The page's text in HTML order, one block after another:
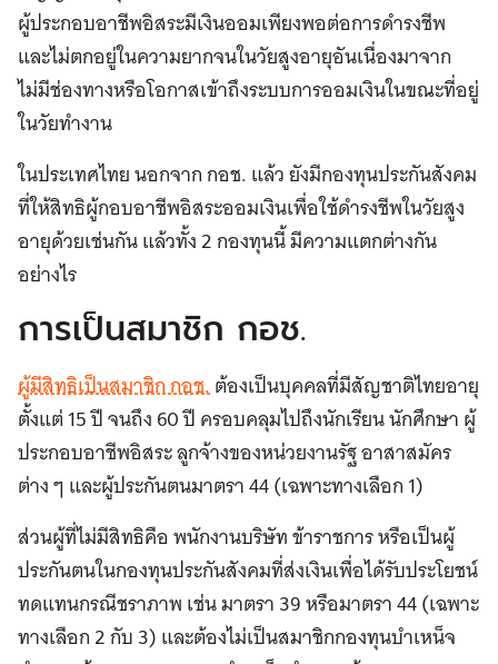
ผู้ประกอบอาชีพอิสระมีเงินออมเพียงพอต่อการดำรงชีพ
และไม่ตกอยู่ในความยากจนในวัยสูงอายุอันเนื่องมาจาก
ไม่มีช่องทางหรือโอกาสเข้าถึงระบบการออมเงินในขณะที่อยู่
ในวัยทำงาน
ในประเทศไทย นอกจาก กอช. แล้ว ยังมีกองทุนประกันสังคม
ที่ให้สิทธิผู้กอบอาชีพอิสระออมเงินเพื่อใช้ดำรงชีพในวัยสูง
อายุด้วยเช่นกัน แล้วทั้ง 2 กองทุนนี้ มีความแตกต่างกัน
อย่างไร
การเป็นสมาชิก กอช.
ผู้มีสิทธิเป็นสมาชิก กอช.ต้องเป็นบุคคลที่มีสัญชาติไทยอายุ
ตั้งแต่ 15 ปี จนถึง 60 ปี ครอบคลุมไปถึงนักเรียน นักศึกษา ผู้
ประกอบอาชีพอิสระ ลูกจ้างของหน่วยงานรัฐ อาสาสมัคร
ต่าง ๆ และผู้ประกันตนมาตรา 44 (เฉพาะทางเลือก 1)
ส่วนผู้ที่ไม่มีสิทธิคือ พนักงานบริษัท ข้าราชการ หรือเป็นผู้
ประกันตนในกองทุนประกันสังคมที่ส่งเงินเพื่อได้รับประโยชน์
ทดแทนกรณีชราภาพ เช่น มาตรา 39 หรือมาตรา 44 (เฉพาะ
ทางเลือก 2 กับ 3) และต้องไม่เป็นสมาชิกกองทุนบำเหน็จ